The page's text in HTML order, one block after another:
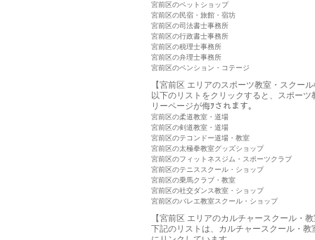
宮前区のペットショップ
宮前区の民宿・旅館・宿坊
宮前区の司法書士事務所
宮前区の行政書士事務所
宮前区の税理士事務所
宮前区の弁理士事務所
宮前区のペンション・コテージ
【宮前区 エリアのスポーツ教室・スクー
以下のリストをクリックすると、スポー
リーページが侮ｦされます。
宮前区の柔道教室・道場
宮前区の剣道教室・道場
宮前区のテコンドー道場・教室
宮前区の太極拳教室グッズショップ
宮前区のフィットネスジム・スポーツクラブ
宮前区のテニススクール・ショップ
宮前区の乗馬クラブ・教室
宮前区の社交ダンス教室・ショップ
宮前区のバレエ教室スクール・ショップ
【宮前区 エリアのカルチャースクール・
下記のリストは、カルチャースクール・